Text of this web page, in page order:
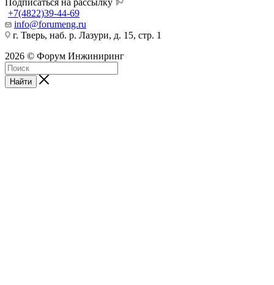
+7(4822)39-44-69
info@forumeng.ru
г. Тверь, наб. р. Лазури, д. 15, стр. 1
2026 © Форум Инжиниринг
Найти